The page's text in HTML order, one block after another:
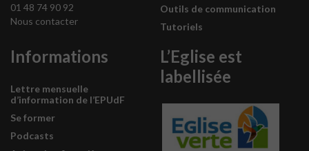
01 48 74 90 92
Nous contacter
Outils de communication
Tutoriels
Informations
Lettre mensuelle
d’information de l’EPUdF
Se former
Podcasts
L’Eglise est
labellisée